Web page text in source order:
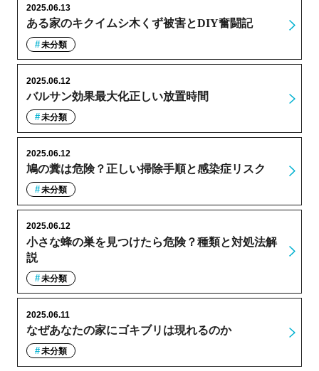
ある家のキクイムシ木くず被害とDIY奮闘記
2025.06.13
未分類
バルサン効果最大化正しい放置時間
2025.06.12
未分類
鳩の糞は危険？正しい掃除手順と感染症リスク
2025.06.12
未分類
小さな蜂の巣を見つけたら危険？種類と対処法解
説
2025.06.12
未分類
なぜあなたの家にゴキブリは現れるのか
2025.06.11
未分類